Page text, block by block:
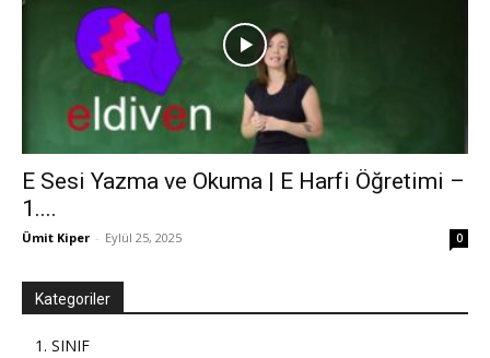
E Sesi Yazma ve Okuma | E Harfi Öğretimi –
1....
Ümit Kiper - Eylül 25, 2025 0
Kategoriler
1. SINIF